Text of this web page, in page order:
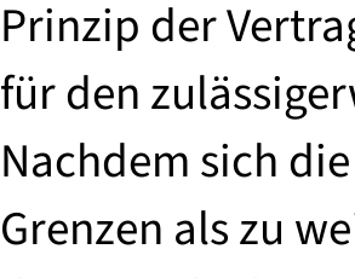
Prinzip der
für den
Nachdem sich
Grenzen als zu